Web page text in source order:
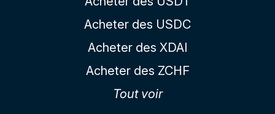
Acheter des USDC
Acheter des XDAI
Acheter des ZCHF
Tout voir